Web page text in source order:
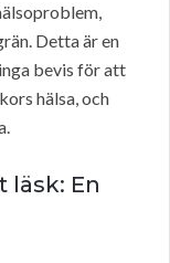
Detta är en
bevis för att
hälsa, och
läsk: En